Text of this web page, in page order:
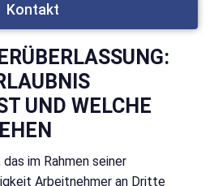
Kontakt
UND WELCHE
im Rahmen seiner
Arbeitnehmer an Dritte